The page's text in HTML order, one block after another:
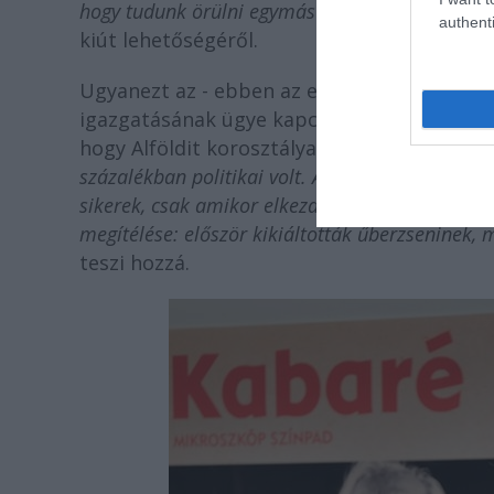
hogy tudunk örülni egymás eredményeinek, az
kiút lehetőségéről.
Ugyanezt az - ebben az esetben politikai
igazgatásának ügye kapcsán Alföldi
hogy Alföldit korosztálya egyik
százalékban politikai volt. A Nemzeti
sikerek, csak amikor elkezdett opponálni
megítélése: először kikiáltották űberzseninek,
teszi hozzá.